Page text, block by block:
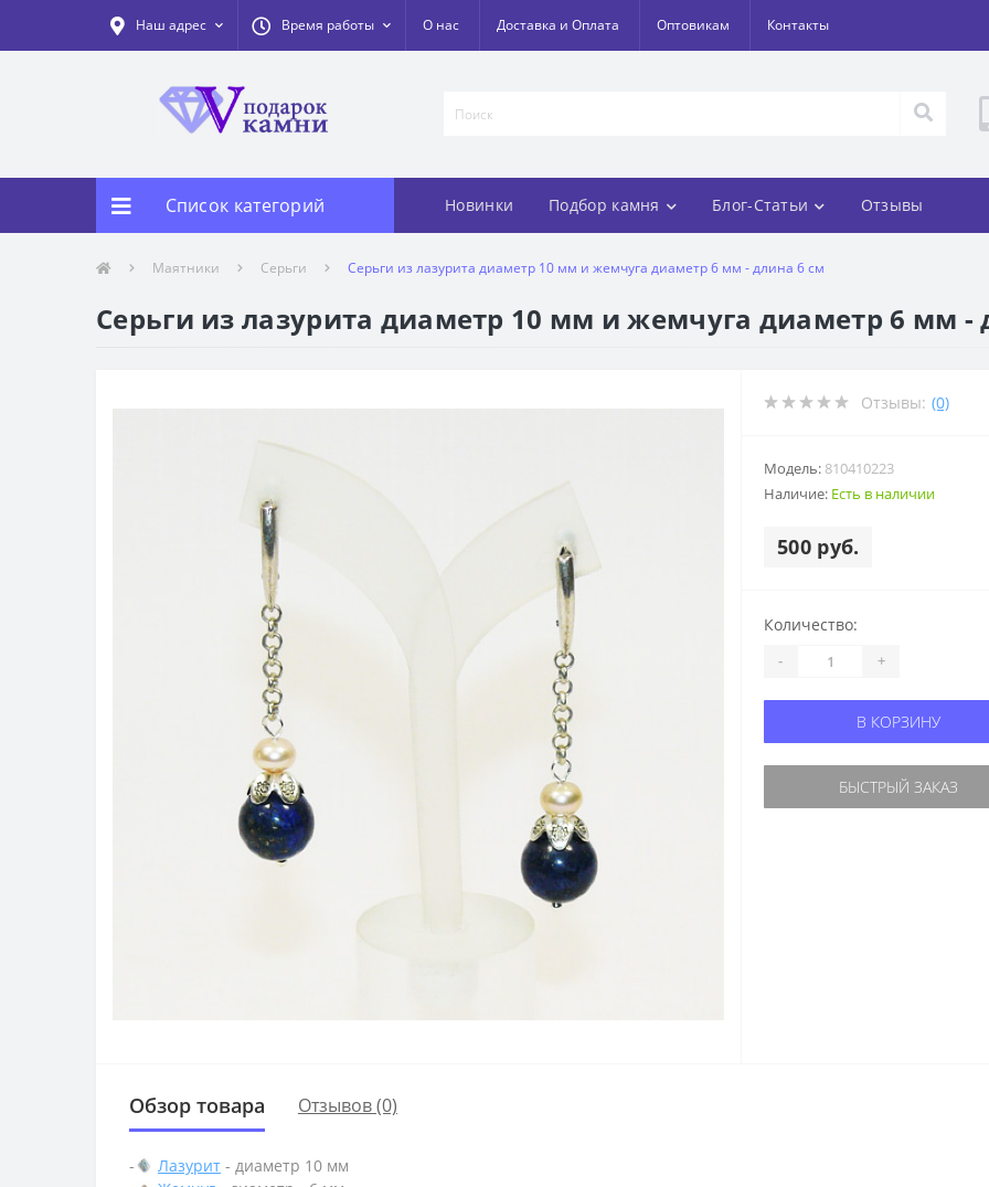
Наш адрес Время работы О нас Доставка и Оплата Оптовикам Контакты
Список категорий Новинки Подбор камня Блог-Статьи Отзывы
Маятники Серьги Серьги из лазурита диаметр 10 мм и жемчуга диаметр 6 мм - длина 6 см
Серьги из лазурита диаметр 10 мм и жемчуга диаметр 6 мм -
Отзывы: (0)
Модель: 810410223
Наличие: Есть в наличии
500 руб.
Количество:
- +
В КОРЗИНУ
БЫСТРЫЙ ЗАКАЗ
Обзор товара Отзывов (0)
- Лазурит - диаметр 10 мм